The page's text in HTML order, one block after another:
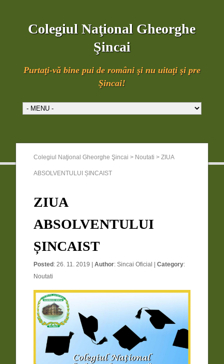
Colegiul Naţional Gheorghe
Şincai
Purtaţi-vă bine pui de români şi nu uitaţi şi pre
Şincai!
Colegiul Naţional Gheorghe Şincai > Noutati >ZIUA
ABSOLVENTULUI ȘINCAIST
ZIUA
ABSOLVENTULUI
ȘINCAIST
Posted : 26. 11. 2019 |Author:Sincai Oficial |Category:
Noutati